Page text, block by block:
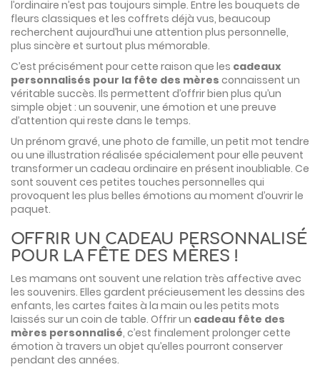
l’ordinaire n’est pas toujours simple. Entre les bouquets de
fleurs classiques et les coffrets déjà vus, beaucoup
recherchent aujourd’hui une attention plus personnelle,
plus sincère et surtout plus mémorable.
C’est précisément pour cette raison que les cadeaux
personnalisés pour la fête des mères connaissent un
véritable succès. Ils permettent d’offrir bien plus qu’un
simple objet : un souvenir, une émotion et une preuve
d’attention qui reste dans le temps.
Un prénom gravé, une photo de famille, un petit mot tendre
ou une illustration réalisée spécialement pour elle peuvent
transformer un cadeau ordinaire en présent inoubliable. Ce
sont souvent ces petites touches personnelles qui
provoquent les plus belles émotions au moment d’ouvrir le
paquet.
OFFRIR UN CADEAU PERSONNALISÉ
POUR LA FÊTE DES MÈRES !
Les mamans ont souvent une relation très affective avec
les souvenirs. Elles gardent précieusement les dessins des
enfants, les cartes faites à la main ou les petits mots
laissés sur un coin de table. Offrir un cadeau fête des
mères personnalisé, c’est finalement prolonger cette
émotion à travers un objet qu’elles pourront conserver
pendant des années.